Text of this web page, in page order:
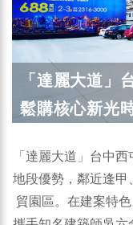
「達麗大道」
鬆購核心新光
「達麗大道」台中
地段優勢，鄰近逢甲
貿園區。在建案特